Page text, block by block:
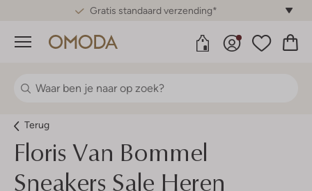
Gratis standaard verzending*
Menu
Terug
Floris Van Bommel
Sneakers Sale Heren